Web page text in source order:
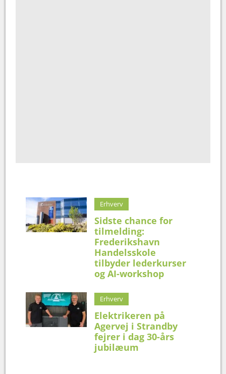
Erhverv
Sidste chance for
tilmelding:
Frederikshavn
Handelsskole
tilbyder lederkurser
og AI-workshop
Erhverv
Elektrikeren på
Agervej i Strandby
fejrer i dag 30-års
jubilæum